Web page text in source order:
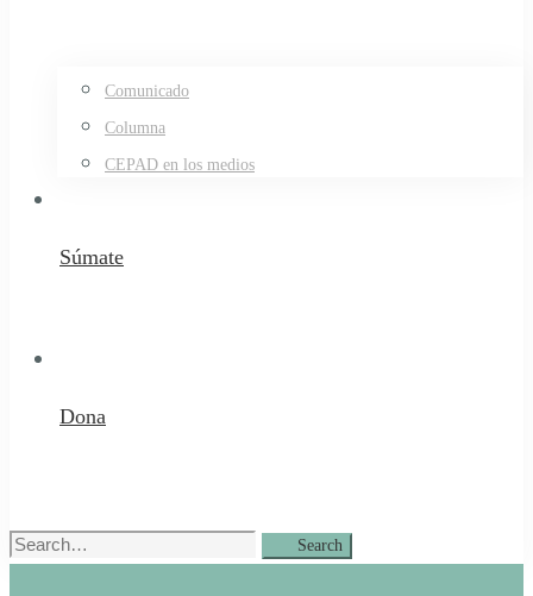
Comunicado
Columna
CEPAD en los medios
Súmate
Dona
Search
Search